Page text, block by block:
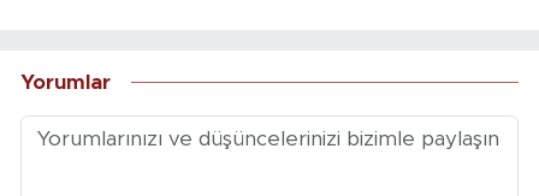
Yorumlar